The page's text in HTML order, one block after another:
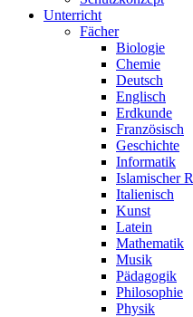
Unterricht
Fächer
Biologie
Chemie
Deutsch
Englisch
Erdkunde
Französisch
Geschichte
Informatik
Islamischer
Italienisch
Kunst
Latein
Mathematik
Musik
Pädagogik
Philosophie
Physik